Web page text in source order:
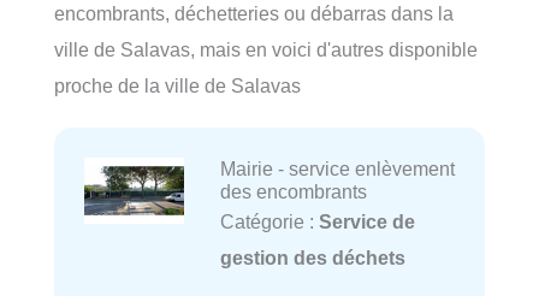
encombrants, déchetteries ou débarras dans la
ville de Salavas, mais en voici d'autres disponible
proche de la ville de Salavas
Mairie - service enlèvement
des encombrants
Catégorie : Service de
gestion des déchets